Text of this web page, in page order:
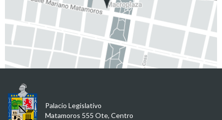
Palacio Legislativo
Matamoros 555 Ote, Centro